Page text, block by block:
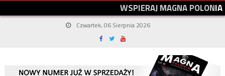
WSPIERAJMAGNAPOLONIA
Czwartek, 06 Sierpnia 2026